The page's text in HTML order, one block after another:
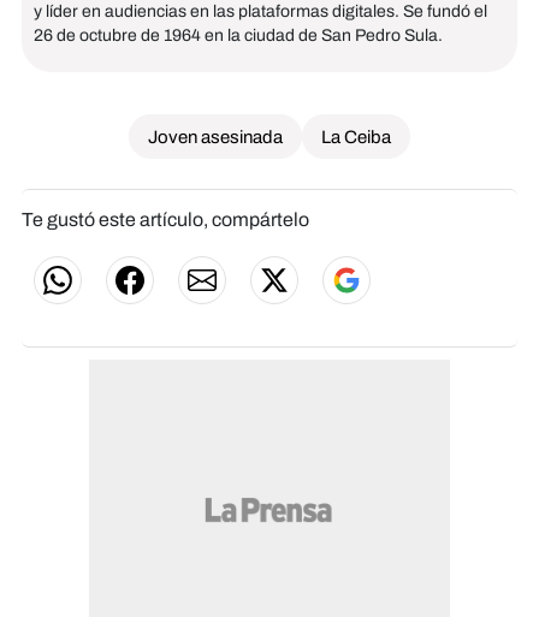
y líder en audiencias en las plataformas digitales. Se fundó el
26 de octubre de 1964 en la ciudad de San Pedro Sula.
Joven asesinada La Ceiba
Te gustó este artículo, compártelo